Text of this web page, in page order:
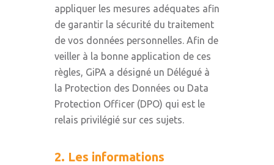
appliquer les mesures adéquates afin
de garantir la sécurité du traitement
de vos données personnelles. Afin de
veiller à la bonne application de ces
règles, GiPA a désigné un Délégué à
la Protection des Données ou Data
Protection Officer (DPO) qui est le
relais privilégié sur ces sujets.
2. Les informations